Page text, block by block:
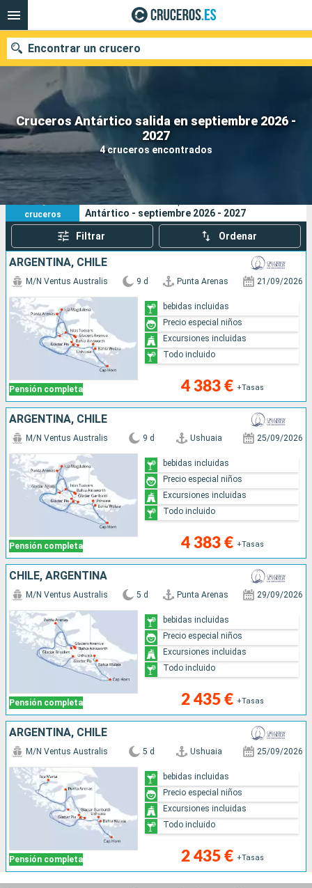
Cruceros Antártico salida en septiembre 2026 -
2027
4 cruceros encontrados
Encontrar un crucero
Nuestros destinos
Fecha de salida
Puertos
Buscar
4
cruceros
Sus criterios de búsqueda:
Antártico - septiembre 2026 - 2027
Filtrar Ordenar
ARGENTINA, CHILE
Pensión completa
M/N Ventus Australis 9 d Punta Arenas 21/09/2026
4 383 € +Tasas
bebidas incluidas
Precio especial niños
Excursiones incluidas
Todo incluido
ARGENTINA, CHILE
Pensión completa
M/N Ventus Australis 9 d Ushuaia 25/09/2026
4 383 € +Tasas
bebidas incluidas
Precio especial niños
Excursiones incluidas
Todo incluido
CHILE, ARGENTINA
Pensión completa
M/N Ventus Australis 5 d Punta Arenas 29/09/2026
2 435 € +Tasas
bebidas incluidas
Precio especial niños
Excursiones incluidas
Todo incluido
ARGENTINA, CHILE
Pensión completa
M/N Ventus Australis 5 d Ushuaia 25/09/2026
2 435 € +Tasas
bebidas incluidas
Precio especial niños
Excursiones incluidas
Todo incluido